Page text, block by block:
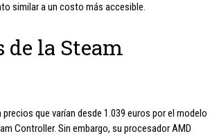
similar a un costo más accesible.
la Steam
que varían desde 1.039 euros por el modelo
Controller. Sin embargo, su procesador AMD